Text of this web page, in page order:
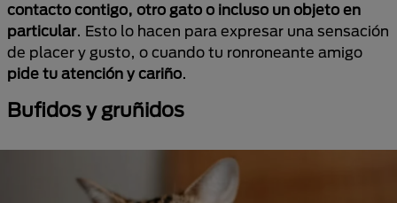
contacto contigo, otro gato o incluso un objeto en
particular. Esto lo hacen para expresar una sensación
de placer y gusto, o cuando tu ronroneante amigo
pide tu atención y cariño.
Bufidos y gruñidos